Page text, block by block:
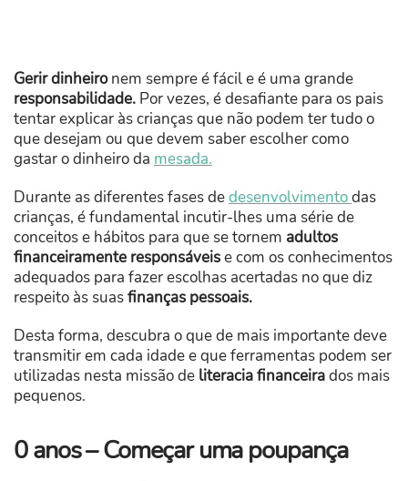
Gerir dinheironem sempre é fácil e é uma grande
responsabilidade. Por vezes, é desafiante para os pais
tentar explicar às crianças que não podem ter tudo o
que desejam ou que devem saber escolher como
gastar o dinheiro da mesada.
Durante as diferentes fases dedesenvolvimentodas
crianças, é fundamental incutir-lhes uma série de
conceitos e hábitos para que se tornem adultos
financeiramente responsáveise com os conhecimentos
adequados para fazer escolhas acertadas no que diz
respeito às suasfinanças pessoais.
Desta forma, descubra o que de mais importante deve
transmitir em cada idade e que ferramentas podem ser
utilizadas nesta missão de literacia financeirados mais
pequenos.
0 anos – Começar uma poupança